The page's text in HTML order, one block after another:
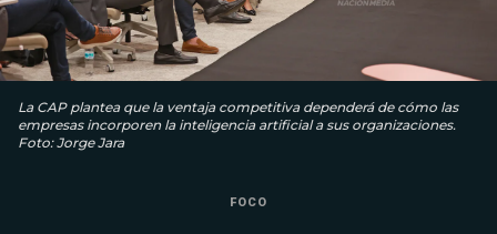
La CAP plantea que la ventaja competitiva dependerá de cómo las
empresas incorporen la inteligencia artificial a sus organizaciones.
Foto: Jorge Jara
FOCO